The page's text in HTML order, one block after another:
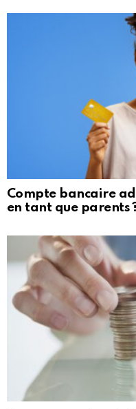
Compte bancaire
en tant que parents